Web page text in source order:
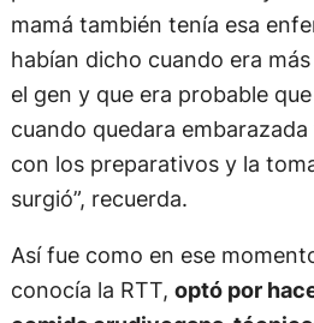
mamá también tenía esa
habían dicho cuando era
el gen y que era probable
cuando quedara
con los preparativos y la
surgió”, recuerda.
Así fue como en ese
conocía la RTT, optó por